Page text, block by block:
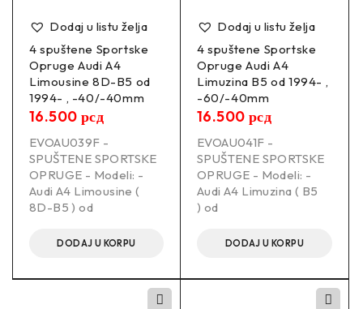
EcoBoost Hatchback Petrol 74 KW 998 ccm 3 Front Wheel
Drive
FORD FIESTA VI (JA8_, CB1, CCN) 06/2008-12/2018 1.0
EcoBoost Hatchback Petrol 92 KW 998 ccm 3 Front Wheel
Drive
FORD FIESTA VI (JA8_, CB1, CCN) 06/2008-12/2018 1.0
Drive
Dodaj u listu želja
4 spuštene Sportske
Opruge Audi A4
Limousine 8D-B5 od
1994- , -40/-40mm
16.500 рсд
EVOAU039F -
SPUŠTENE SPORTSKE
OPRUGE - Modeli: -
Audi A4 Limousine (
8D-B5 ) od
DODAJ U KORPU
Dodaj u listu želja
4 spuštene Sportske
Opruge Audi A4
Limuzina B5 od 1994- ,
-60/-40mm
16.500 рсд
EVOAU041F -
SPUŠTENE SPORTSKE
OPRUGE - Modeli: -
Audi A4 Limuzina ( B5
) od
DODAJ U KORPU